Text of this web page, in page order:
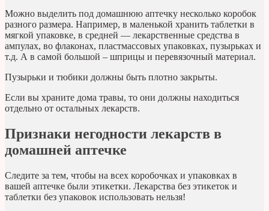
Можно выделить под домашнюю аптечку несколько коробок
разного размера. Например, в маленькой хранить таблетки в
мягкой упаковке, в средней — лекарственные средства в
ампулах, во флаконах, пластмассовых упаковках, пузырьках и
т.д. А в самой большой – шприцы и перевязочный материал.
Пузырьки и тюбики должны быть плотно закрыты.
Если вы храните дома травы, то они должны находиться
отдельно от остальных лекарств.
Признаки негодности лекарств в
домашней аптечке
Следите за тем, чтобы на всех коробочках и упаковках в
вашей аптечке были этикетки. Лекарства без этикеток и
таблетки без упаковок использовать нельзя!